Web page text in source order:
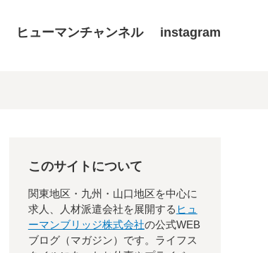
ヒューマンチャンネル instagram
このサイトについて
関東地区・九州・山口地区を中心に
求人、人材派遣会社を展開する ヒュ
ーマンブリッジ株式会社の公式WEB
ブログ（マガジン）です。ライフス